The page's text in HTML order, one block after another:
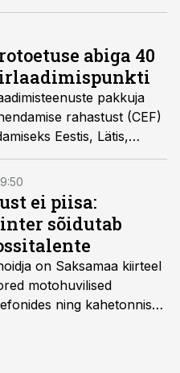
Eesti liidu
abiga 40
pakkuja
rahastust (CEF)
Eestis, Lätis,
ei piisa:
sõidutab
on Saksamaa kiirteel
motohuvilised
ning kahetonnises